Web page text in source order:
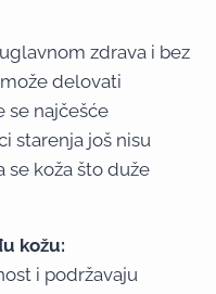
zdrava i bez
delovati
se najčešće
starenja još nisu
se koža što duže
kožu:
i podržavaju